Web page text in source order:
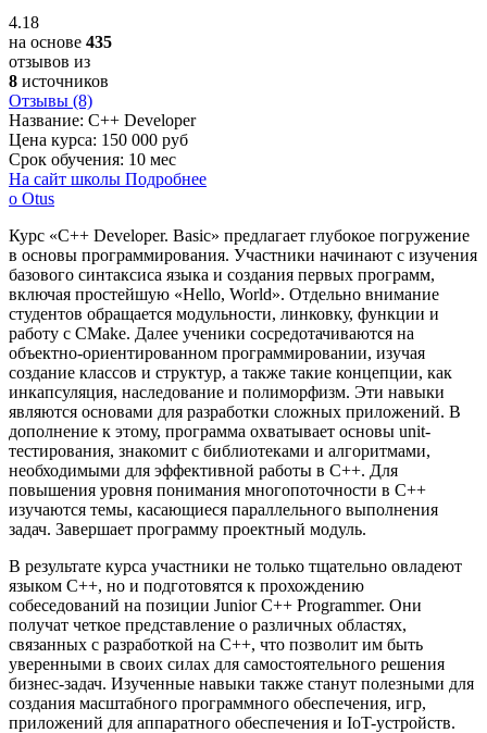
4.18
на основе 435
отзывов из
8 источников
Отзывы (8)
Название: C++ Developer
Цена курса: 150 000 руб
Срок обучения: 10 мес
На сайт школы Подробнее
о Otus
Курс «C++ Developer. Basic» предлагает глубокое погружение
в основы программирования. Участники начинают с изучения
базового синтаксиса языка и создания первых программ,
включая простейшую «Hello, World». Отдельно внимание
студентов обращается модульности, линковку, функции и
работу с CMake. Далее ученики сосредотачиваются на
объектно-ориентированном программировании, изучая
создание классов и структур, а также такие концепции, как
инкапсуляция, наследование и полиморфизм. Эти навыки
являются основами для разработки сложных приложений. В
дополнение к этому, программа охватывает основы unit-
тестирования, знакомит с библиотеками и алгоритмами,
необходимыми для эффективной работы в C++. Для
повышения уровня понимания многопоточности в C++
изучаются темы, касающиеся параллельного выполнения
задач. Завершает программу проектный модуль.
В результате курса участники не только тщательно овладеют
языком C++, но и подготовятся к прохождению
собеседований на позиции Junior C++ Programmer. Они
получат четкое представление о различных областях,
связанных с разработкой на C++, что позволит им быть
уверенными в своих силах для самостоятельного решения
бизнес-задач. Изученные навыки также станут полезными для
создания масштабного программного обеспечения, игр,
приложений для аппаратного обеспечения и IoT-устройств.